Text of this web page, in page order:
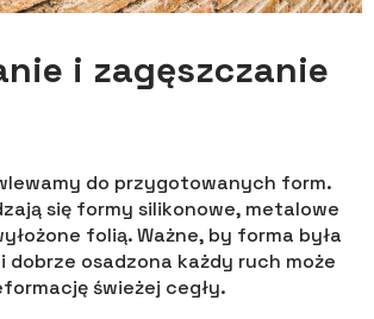
i zagęszczanie
do przygotowanych form.
się formy silikonowe, metalowe
folią. Ważne, by forma była
dobrze osadzona każdy ruch może
świeżej cegły.